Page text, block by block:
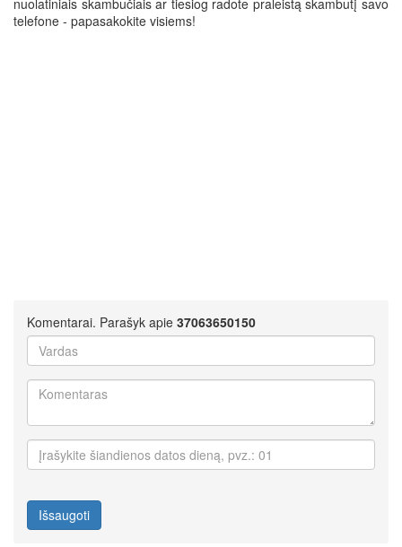
telefone - papasakokite visiems!
Komentarai. Parašyk apie 37063650150
Išsaugoti